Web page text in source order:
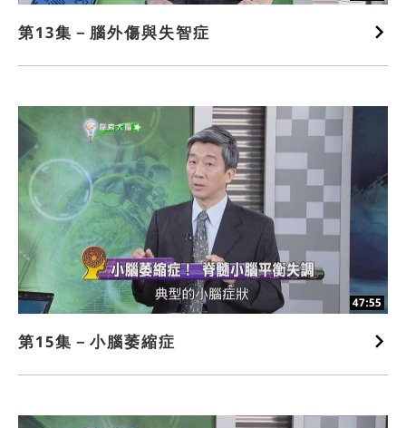
第13集－腦外傷與失智症
47:55
第15集－小腦萎縮症